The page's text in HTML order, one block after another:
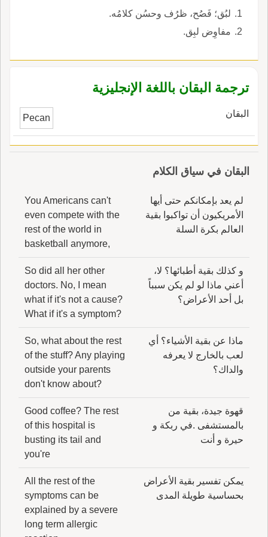
لبُق؛ فَصُح، ظرُف وحسُن كلامُه.
مفاوِض لبِق.
ترجمة البقان باللغة الإنجليزية
البقان Pecan
البقان في سياق الكلام
لم يعد بإمكانكم حتى أيها
الأمريكيون أن تواكبوا بقية
العالم بكرة السلة
You Americans can't
even compete with the
rest of the world in
basketball anymore,
و كذلك بقية أطبائها؟ لا،
أعني ماذا لو لم يكن سبباً
بل أحد الأعراض؟
So did all her other
doctors. No, I mean
what if it's not a cause?
What if it's a symptom?
ماذا عن بقية الأشياء؟ أي
لعب بالخارج لا يعرفه
والداك؟
So, what about the rest
of the stuff? Any playing
outside your parents
don't know about?
قهوة جيدة، بقية من
بالمستشفى .في ربكة و
حيرة و أنت
Good coffee? The rest
of this hospital is
busting its tail and
you're
يمكن تفسير بقية الأعراض
بحساسية طويلة المدى
All the rest of the
symptoms can be
explained by a severe
long term allergic